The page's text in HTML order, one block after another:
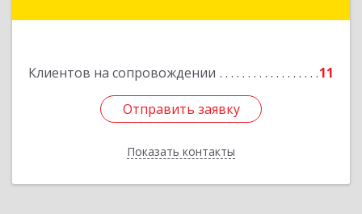
Клиентов на сопровождении 11
Отправить заявку
Показать контакты
Отправить заявку
Назад